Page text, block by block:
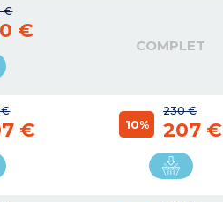
€
€
COMPLET
€
€
230 €
10% 207 €